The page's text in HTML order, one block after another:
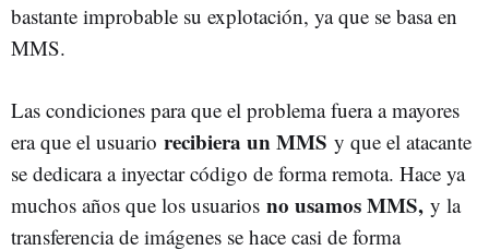
bastante improbable su explotación, ya que se basa en
MMS.
Las condiciones para que el problema fuera a mayores
era que el usuario recibiera un MMS y que el atacante
se dedicara a inyectar código de forma remota. Hace ya
muchos años que los usuarios no usamos MMS, y la
transferencia de imágenes se hace casi de forma